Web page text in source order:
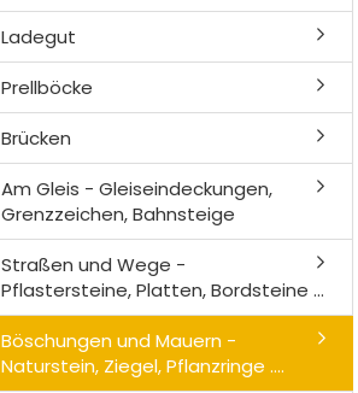
Ladegut
Prellböcke
Brücken
Am Gleis - Gleiseindeckungen,
Grenzzeichen, Bahnsteige
Straßen und Wege -
Pflastersteine, Platten, Bordsteine ...
Böschungen und Mauern -
Naturstein, Ziegel, Pflanzringe ....